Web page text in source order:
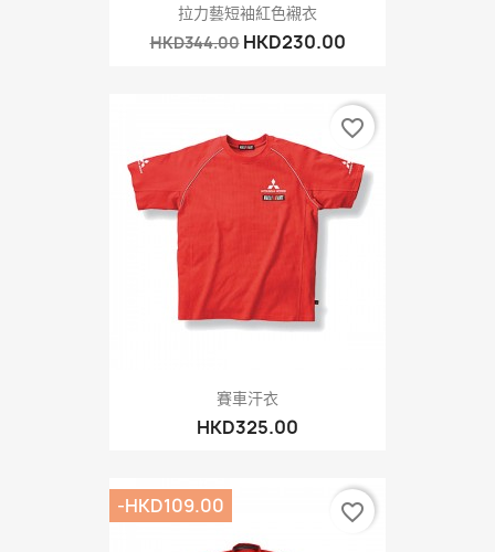
拉力藝短袖紅色襯衣
HKD344.00 HKD230.00
賽車汗衣
HKD325.00
favorite_border
-HKD109.00 favorite_border